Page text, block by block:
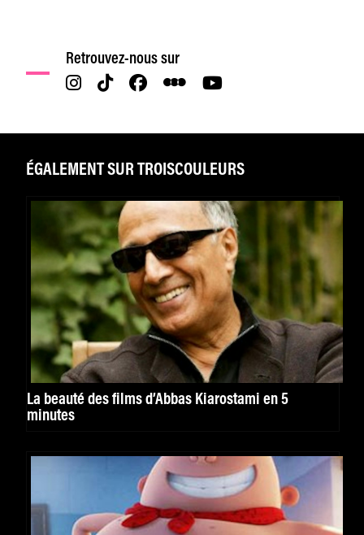
Retrouvez-nous sur
ÉGALEMENT SUR TROISCOULEURS
La beauté des films d’Abbas Kiarostami en 5
minutes